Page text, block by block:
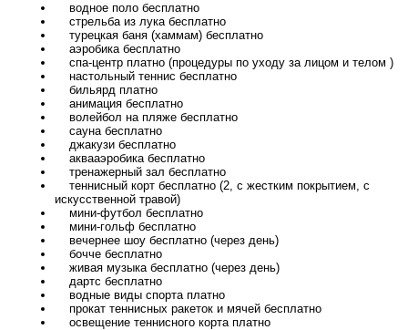
водное поло бесплатно
стрельба из лука бесплатно
турецкая баня (хаммам) бесплатно
аэробика бесплатно
спа-центр платно (процедуры по уходу за лицом и телом )
настольный теннис бесплатно
бильярд платно
анимация бесплатно
волейбол на пляже бесплатно
сауна бесплатно
джакузи бесплатно
аквааэробика бесплатно
тренажерный зал бесплатно
теннисный корт бесплатно (2, с жестким покрытием, с
искусственной травой)
мини-футбол бесплатно
мини-гольф бесплатно
вечернее шоу бесплатно (через день)
бочче бесплатно
живая музыка бесплатно (через день)
дартс бесплатно
водные виды спорта платно
прокат теннисных ракеток и мячей бесплатно
освещение теннисного корта платно